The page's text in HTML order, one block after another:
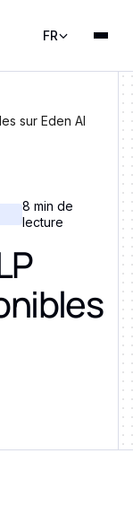
FR
sur Eden AI
8 min de
lecture